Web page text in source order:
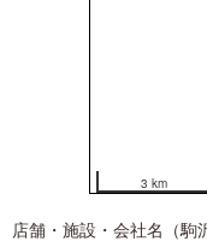
3 km
店舗・施設・会社名（駒